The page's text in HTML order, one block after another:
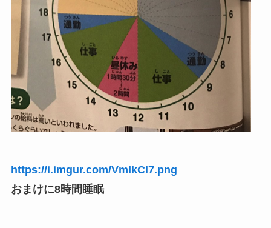
https://i.imgur.com/VmIkCl7.png
おまけに8時間睡眠